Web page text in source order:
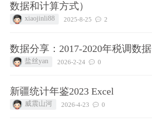
数据和计算方式）
xiaojinli88 2025-8-25 2
数据分享：2017-2020年税调数据
盐丝yan 2026-2-24 0
新疆统计年鉴2023 Excel
威震山河 2026-4-23 0